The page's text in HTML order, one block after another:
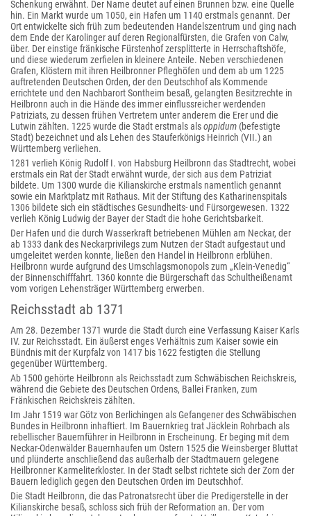
Schenkung erwähnt. Der Name deutet auf einen Brunnen bzw. eine Quelle
hin. Ein Markt wurde um 1050, ein Hafen um 1140 erstmals genannt. Der
Ort entwickelte sich früh zum bedeutenden Handelszentrum und ging nach
dem Ende der Karolinger auf deren Regionalfürsten, die Grafen von Calw,
über. Der einstige fränkische Fürstenhof zersplitterte in Herrschaftshöfe,
und diese wiederum zerfielen in kleinere Anteile. Neben verschiedenen
Grafen, Klöstern mit ihren Heilbronner Pfleghöfen und dem ab um 1225
auftretenden Deutschen Orden, der den Deutschhof als Kommende
errichtete und den Nachbarort Sontheim besaß, gelangten Besitzrechte in
Heilbronn auch in die Hände des immer einflussreicher werdenden
Patriziats, zu dessen frühen Vertretern unter anderem die Erer und die
Lutwin zählten. 1225 wurde die Stadt erstmals alsoppidum (befestigte
Stadt) bezeichnet und als Lehen des Stauferkönigs Heinrich (VII.) an
Württemberg verliehen.
1281 verlieh König Rudolf I. von Habsburg Heilbronn das Stadtrecht, wobei
erstmals ein Rat der Stadt erwähnt wurde, der sich aus dem Patriziat
bildete. Um 1300 wurde die Kilianskirche erstmals namentlich genannt
sowie ein Marktplatz mit Rathaus. Mit der Stiftung des Katharinenspitals
1306 bildete sich ein städtisches Gesundheits- und Fürsorgewesen. 1322
verlieh König Ludwig der Bayer der Stadt die hohe Gerichtsbarkeit.
Der Hafen und die durch Wasserkraft betriebenen Mühlen am Neckar, der
ab 1333 dank des Neckarprivilegs zum Nutzen der Stadt aufgestaut und
umgeleitet werden konnte, ließen den Handel in Heilbronn erblühen.
Heilbronn wurde aufgrund des Umschlagsmonopols zum „Klein-Venedig“
der Binnenschifffahrt. 1360 konnte die Bürgerschaft das Schultheißenamt
vom vorigen Lehensträger Württemberg erwerben.
Reichsstadt ab 1371
Am 28. Dezember 1371 wurde die Stadt durch eine Verfassung Kaiser Karls
IV. zur Reichsstadt. Ein äußerst enges Verhältnis zum Kaiser sowie ein
Bündnis mit der Kurpfalz von 1417 bis 1622 festigten die Stellung
gegenüber Württemberg.
Ab 1500 gehörte Heilbronn als Reichsstadt zum Schwäbischen Reichskreis,
während die Gebiete des Deutschen Ordens, Ballei Franken, zum
Fränkischen Reichskreis zählten.
Im Jahr 1519 war Götz von Berlichingen als Gefangener des Schwäbischen
Bundes in Heilbronn inhaftiert. Im Bauernkrieg trat Jäcklein Rohrbach als
rebellischer Bauernführer in Heilbronn in Erscheinung. Er beging mit dem
Neckar-Odenwälder Bauernhaufen um Ostern 1525 die Weinsberger Bluttat
und plünderte anschließend das außerhalb der Stadtmauern gelegene
Heilbronner Karmeliterkloster. In der Stadt selbst richtete sich der Zorn der
Bauern lediglich gegen den Deutschen Orden im Deutschhof.
Die Stadt Heilbronn, die das Patronatsrecht über die Predigerstelle in der
Kilianskirche besaß, schloss sich früh der Reformation an. Der vom